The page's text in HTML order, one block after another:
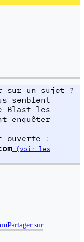
sur un sujet ?
semblent
Blast les
enquêter
ouverte :
(voir les
Partager sur